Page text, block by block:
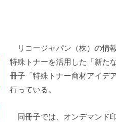
リコージャパン（株）の情
特殊トナーを活用した「新た
冊子「特殊トナー商材アイデ
行っている。
同冊子では、オンデマンド